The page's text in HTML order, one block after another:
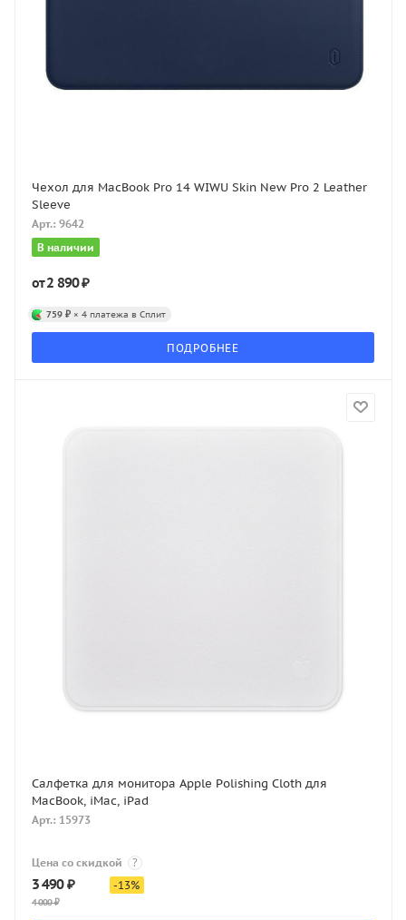
Чехол для MacBook Pro 14 WIWU Skin New Pro 2 Leather
Sleeve
Арт.: 9642
В наличии
от2 890 ₽
759 ₽ × 4 платежа в Сплит
ПОДРОБНЕЕ
Салфетка для монитора Apple Polishing Cloth для
MacBook, iMac, iPad
Арт.: 15973
Цена со скидкой ?
3 490₽
4 000₽
-13%